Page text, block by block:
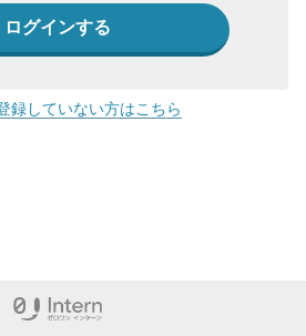
録していない方はこちら